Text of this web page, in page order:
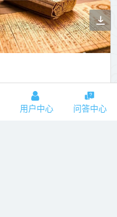
阶层已固化，底层还能崛起吗？——鬼谷子权谋术：读人性、读权谋、读纵横
用户中心 问答中心